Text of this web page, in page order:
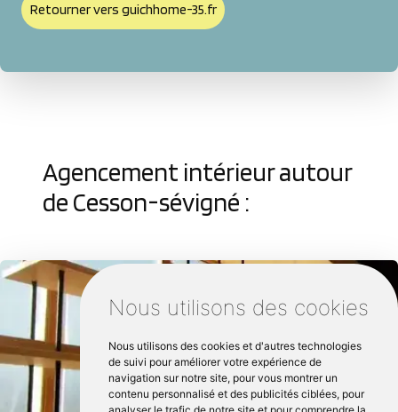
Nous utilisons des cookies
Nous utilisons des cookies et d'autres technologies
de suivi pour améliorer votre expérience de
navigation sur notre site, pour vous montrer un
contenu personnalisé et des publicités ciblées, pour
Retourner vers guichhome-35.fr
Agencement intérieur autour
de Cesson-sévigné :